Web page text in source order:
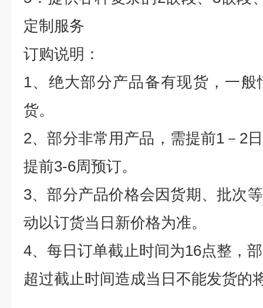
定制服务
订购说明：
1、绝大部分产品备有现货，一
货。
2、部分非常用产品，需提前1 － 2
提前3-6周预订。
3、部分产品价格会因货期、批次
动以订货当日新价格为准。
4、每日订单截止时间为16点整，
超过截止时间造成当日不能发货的